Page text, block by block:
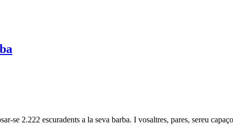
se 2.222 escuradents a la seva barba. I vosaltres, pares, sereu